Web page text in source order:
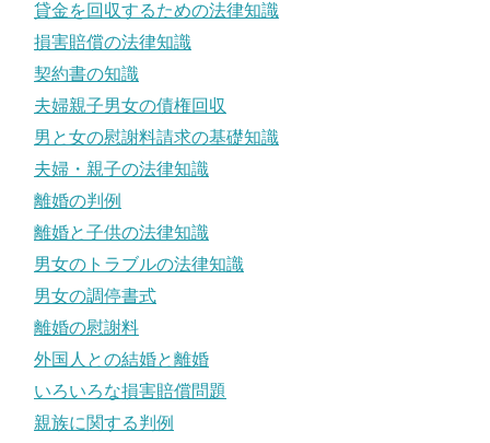
貸金を回収するための法律知識
損害賠償の法律知識
契約書の知識
夫婦親子男女の債権回収
男と女の慰謝料請求の基礎知識
夫婦・親子の法律知識
離婚の判例
離婚と子供の法律知識
男女のトラブルの法律知識
男女の調停書式
離婚の慰謝料
外国人との結婚と離婚
いろいろな損害賠償問題
親族に関する判例